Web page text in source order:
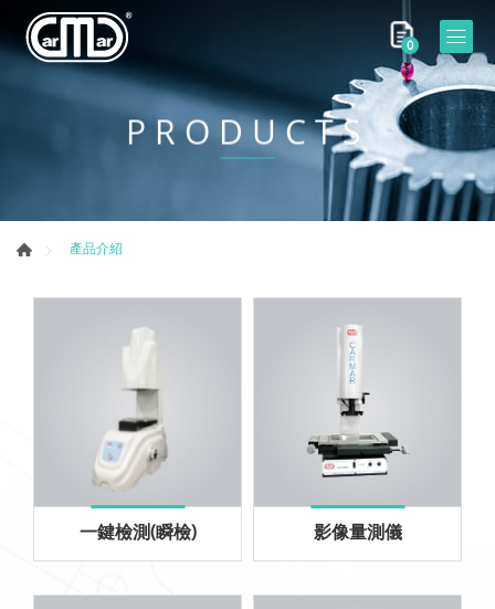
0
PRODUCTS
產品介紹
一鍵檢測(瞬檢) 影像量測儀